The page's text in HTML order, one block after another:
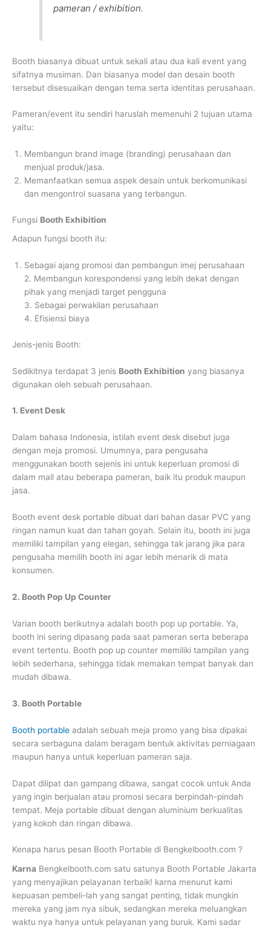
pameran / exhibition.
Booth biasanya dibuat untuk sekali atau dua kali event yang
sifatnya musiman. Dan biasanya model dan desain booth
tersebut disesuaikan dengan tema serta identitas perusahaan.
Pameran/event itu sendiri haruslah memenuhi 2 tujuan utama
yaitu:
Membangun brand image (branding) perusahaan dan
menjual produk/jasa.
Memanfaatkan semua aspek desain untuk berkomunikasi
dan mengontrol suasana yang terbangun.
Fungsi Booth Exhibition
Adapun fungsi booth itu:
Sebagai ajang promosi dan pembangun imej perusahaan
2. Membangun korespondensi yang lebih dekat dengan
pihak yang menjadi target pengguna
3. Sebagai perwakilan perusahaan
4. Efisiensi biaya
Jenis-jenis Booth:
Sedikitnya terdapat 3 jenis Booth Exhibition yang biasanya
digunakan oleh sebuah perusahaan.
1. Event Desk
Dalam bahasa Indonesia, istilah event desk disebut juga
dengan meja promosi. Umumnya, para pengusaha
menggunakan booth sejenis ini untuk keperluan promosi di
dalam mall atau beberapa pameran, baik itu produk maupun
jasa.
Booth event desk portable dibuat dari bahan dasar PVC yang
ringan namun kuat dan tahan goyah. Selain itu, booth ini juga
memiliki tampilan yang elegan, sehingga tak jarang jika para
pengusaha memilih booth ini agar lebih menarik di mata
konsumen.
2. Booth Pop Up Counter
Varian booth berikutnya adalah booth pop up portable. Ya,
booth ini sering dipasang pada saat pameran serta beberapa
event tertentu. Booth pop up counter memiliki tampilan yang
lebih sederhana, sehingga tidak memakan tempat banyak dan
mudah dibawa.
3. Booth Portable
Booth portable adalah sebuah meja promo yang bisa dipakai
secara serbaguna dalam beragam bentuk aktivitas perniagaan
maupun hanya untuk keperluan pameran saja.
Dapat dilipat dan gampang dibawa, sangat cocok untuk Anda
yang ingin berjualan atau promosi secara berpindah-pindah
tempat. Meja portable dibuat dengan aluminium berkualitas
yang kokoh dan ringan dibawa.
Kenapa harus pesan Booth Portable di Bengkelbooth.com ?
Karna Bengkelbooth.com satu satunya Booth Portable Jakarta
yang menyajikan pelayanan terbaik! karna menurut kami
kepuasan pembeli-lah yang sangat penting, tidak mungkin
mereka yang jam nya sibuk, sedangkan mereka meluangkan
waktu nya hanya untuk pelayanan yang buruk. Kami sadar